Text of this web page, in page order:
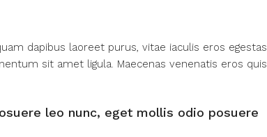
dapibus laoreet purus, vitae iaculis eros egestas
sit amet ligula. Maecenas venenatis eros quis
leo nunc, eget mollis odio posuere